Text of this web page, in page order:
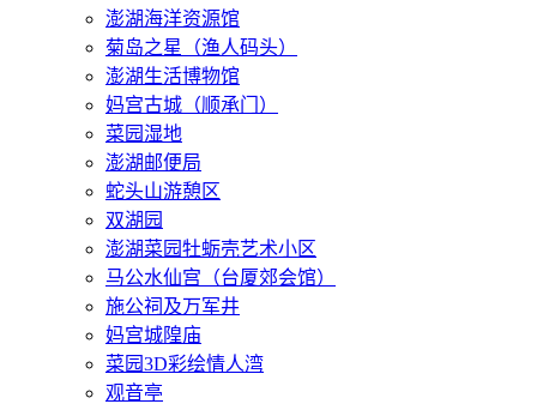
澎湖海洋资源馆
菊岛之星（渔人码头）
澎湖生活博物馆
妈宫古城（顺承门）
菜园湿地
澎湖邮便局
蛇头山游憩区
双湖园
澎湖菜园牡蛎壳艺术小区
马公水仙宫（台厦郊会馆）
施公祠及万军井
妈宫城隍庙
菜园3D彩绘情人湾
观音亭